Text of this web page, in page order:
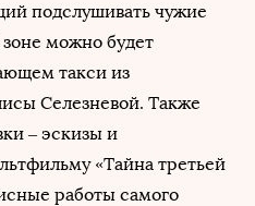
подслушивать чужие
можно будет
такси из
Селезневой. Также
– эскизы и
«Тайна третьей
работы самого